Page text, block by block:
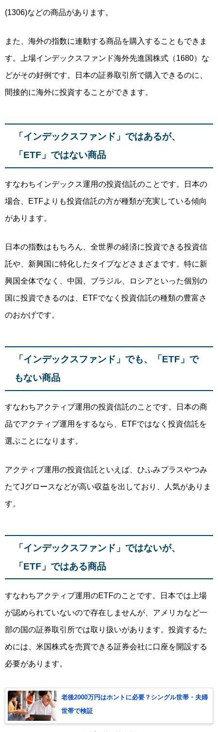
(1306)などの商品があります。
また、海外の指数に連動する商品を購入することもできま
す。上場インデックスファンド海外先進国株式（1680）な
どがその好例です。 日本の証券取引所で購入できるのに、
間接的に海外に投資することができま す。
「インデックスファンド」ではあるが、
「ETF」ではない商品
すなわちインデックス運用の投資信託のことです。日 本の
場合、ETFよりも投資信託の方が種類が充実している傾向
があります。
日本の指数はもちろん、全世界の経済に投資できる投資信
託や、新興国に特化したタイプなどさまざまです。特に新
興国全体でなく、中国、ブラジル、ロシアといった個別の
国に投資できるのは、ETFでなく投資信託の種類の豊富さ
のおかげです。
「インデックスファンド」でも、「ETF」で
もない商品
すなわちアクティブ運用の投資信託のことです。日本の商
品でアクティブ運用をするなら、ETFではなく投資信託を
選ぶことになります。
アクティブ運用の投資信託といえば、ひふみプラスやつみ
たてJグロースなどが高い収益を出しており、人気がありま
す。
「インデックスファンド」ではないが、
「ETF」ではある商品
すなわちアクティブ運用のETFのことです。 日本では上場
が認められていないので存在しませんが 、アメリカなど一
部の国の証券取引所では取り扱いがあります。投資するた
めには、米国株式を売買できる証券会社に口座を開設する
必要があります。
老後2000万円はホントに必要？シングル世帯・夫婦
世帯で検証